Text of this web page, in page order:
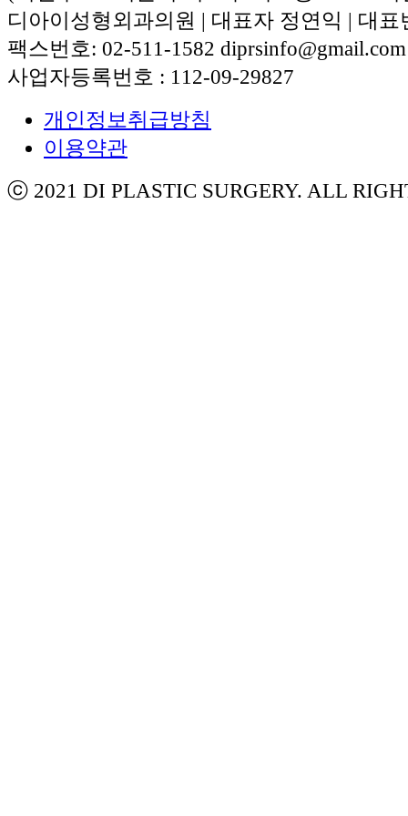
디아이성형외과의원 | 대표자 정연익 | 대표
팩스번호: 02-511-1582 diprsinfo@gmail.com
사업자등록번호 : 112-09-29827
개인정보취급방침
이용약관
ⓒ 2021 DI PLASTIC SURGERY. ALL